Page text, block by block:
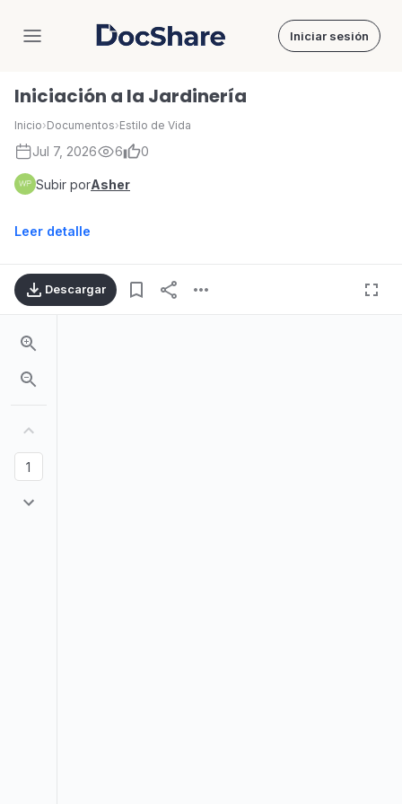
DocShare Iniciar sesión
Iniciación a la Jardinería
Inicio›Documentos›Estilo de Vida
Jul 7, 2026 6 0
Subir porAsher
Leer detalle
Descargar